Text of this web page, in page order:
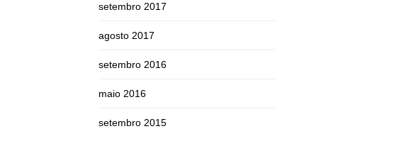
setembro 2017
agosto 2017
setembro 2016
maio 2016
setembro 2015